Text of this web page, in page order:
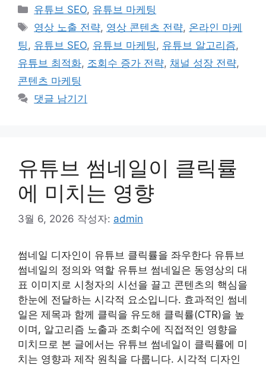
카
테
고
리
유튜브 SEO, 유튜브 마케팅
태
그
영상 노출 전략, 영상 콘텐츠 전략, 온라인 마케
팅 , 유튜브 SEO, 유튜브 마케팅 , 유튜브 알고리즘,
유튜브 최적화, 조회수 증가 전략, 채널 성장 전략,
콘텐츠 마케팅
댓글 남기기
유튜브 썸네일이 클릭률
에 미치는 영향
3월 6, 2026 작성자: admin
썸네일 디자인이 유튜브 클릭률을 좌우한다 유튜브
썸네일의 정의와 역할 유튜브 썸네일은 동영상의 대
표 이미지로 시청자의 시선을 끌고 콘텐츠의 핵심을
한눈에 전달하는 시각적 요소입니다. 효과적인 썸네
일은 제목과 함께 클릭을 유도해 클릭률(CTR)을 높
이며, 알고리즘 노출과 조회수에 직접적인 영향을
미치므로 본 글에서는 유튜브 썸네일이 클릭률에 미
치는 영향과 제작 원칙을 다룹니다. 시각적 디자인